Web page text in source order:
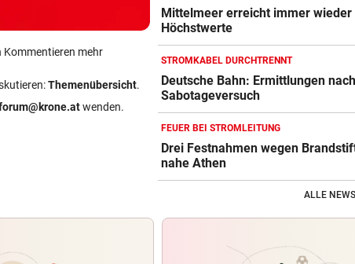
Kommentieren mehr
Themenübersicht.
wenden.
Mittelmeer erreicht immer wieder
Höchstwerte
STROMKABEL DURCHTRENNT
Deutsche Bahn: Ermittlungen nach
Sabotageversuch
FEUER BEI STROMLEITUNG
Drei Festnahmen wegen
nahe Athen
ALLE